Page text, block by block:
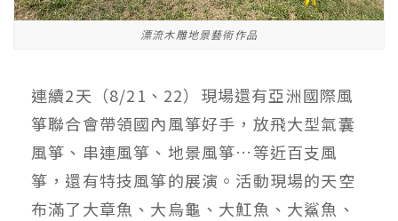
漂流木雕地景藝術作品
連續2天（8/21、22）現場還有亞洲國際風
箏聯合會帶領國內風箏好手，放飛大型氣囊
風箏、串連風箏、地景風箏…等近百支風
箏，還有特技風箏的展演。活動現場的天空
布滿了大章魚、大烏龜、大魟魚、大鯊魚、